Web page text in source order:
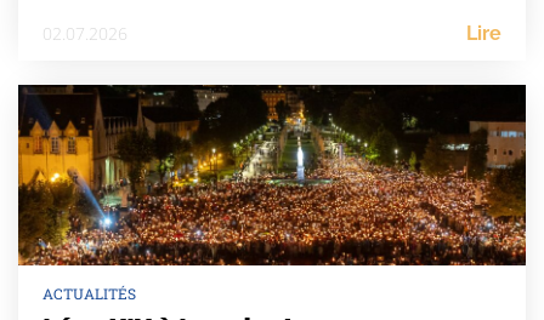
02.07.2026 Lire
ACTUALITÉS